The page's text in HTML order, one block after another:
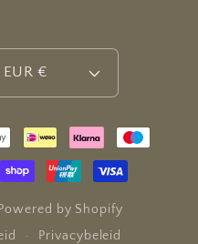
Nederland | EUR €
Powered by Shopify
Privacybeleid